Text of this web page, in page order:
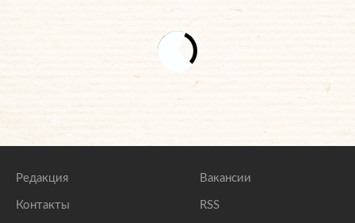
Редакция
Контакты
Вакансии
RSS